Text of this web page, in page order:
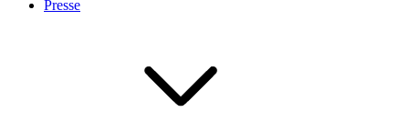
Presse